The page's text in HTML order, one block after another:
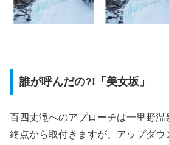
誰が呼んだの?!「美女坂」
百四丈滝へのアプローチは一里野温
終点から取付きますが、アップダウ